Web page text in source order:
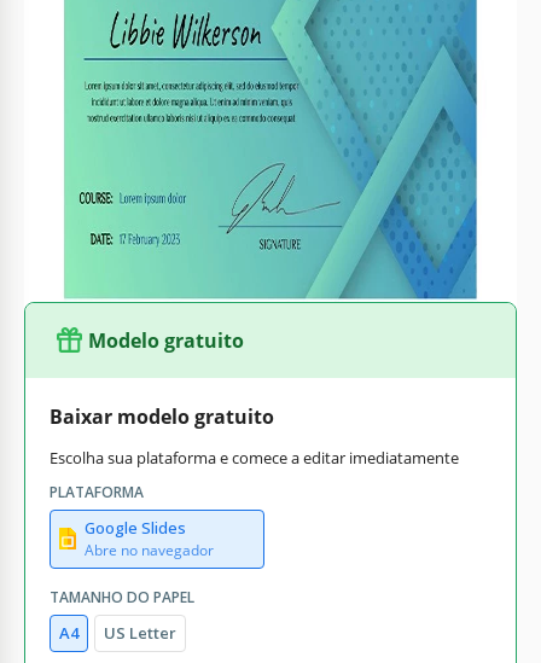
Sobre este modelo
O seu curso, webinar ou seminário do autor está chegando
em breve? Deseja agradar a todos que compraram bilhetes
com certificados de participação? Propomos criar
certificados modernos e da moda, fáceis de usar para
qualquer necessidade! Tudo que você precisa para isso é o
nosso design de Certificado de Participação Turquesa
gratuito. Comece a personalizar agora mesmo!
Modelo gratuito
Baixar modelo gratuito
Escolha sua plataforma e comece a editar imediatamente
PLATAFORMA
Google Slides
Abre no navegador
TAMANHO DO PAPEL
A4 US Letter